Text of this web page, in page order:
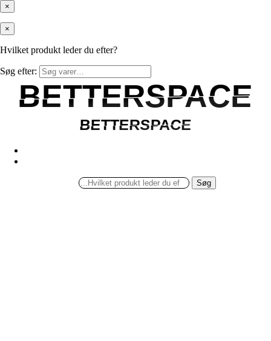
×
×
Hvilket produkt leder du efter?
Søg efter:
BETTERSPACE
BETTERSPACE
BETTERSPACE
BETTERSPACE
Søg